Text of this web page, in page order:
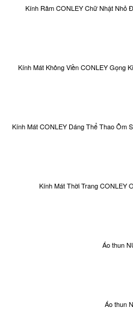
Kính Râm CONLEY Chữ Nhật Nhỏ
Kính Mát Không Viền CONLEY Gọng
Kính Mát CONLEY Dáng Thể Thao Ôm
Kính Mát Thời Trang CONLEY
Áo thun
Áo thun